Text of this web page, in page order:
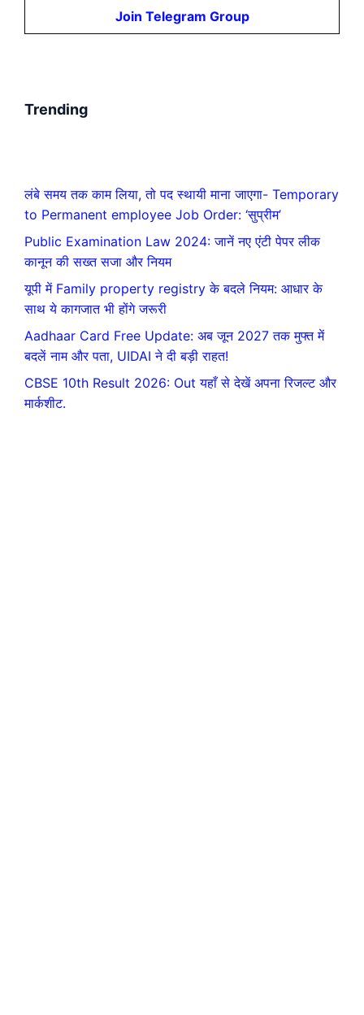
Join Telegram Group
Trending
लंबे समय तक काम लिया, तो पद स्थायी माना जाएगा- Temporary
to Permanent employee Job Order: ‘सुप्रीम’
Public Examination Law 2024: जानें नए एंटी पेपर लीक
कानून की सख्त सजा और नियम
यूपी में Family property registry के बदले नियम: आधार के
साथ ये कागजात भी होंगे जरूरी
Aadhaar Card Free Update: अब जून 2027 तक मुफ्त में
बदलें नाम और पता, UIDAI ने दी बड़ी राहत!
CBSE 10th Result 2026: Out यहाँ से देखें अपना रिजल्ट और
मार्कशीट.